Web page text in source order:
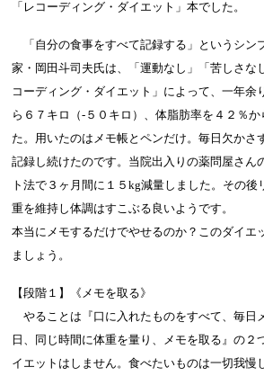
「レコーディング・ダイエット」本でした。
「自分の食事をすべて記録する」というシン
家・岡田斗司夫氏は、「運動なし」「苦しさな
コーディング・ダイエット」によって、一年余
ら６７キロ（-５０キロ）、体脂肪率を４２％
た。用いたのはメモ帳とペンだけ。毎日欠かさ
記録し続けたのです。当院出入りの薬問屋さん
ト法で３ヶ月間に１５kg減量しました。その後
重を維持し体調はすこぶる良いようです。
本当にメモするだけでやせるのか？このダイエ
ましょう。
【段階１】《メモを取る》
やることは『口に入れたものをすべて、毎日
日、同じ時間に体重を量り、メモを取る』の２
イエットはしません。食べたいものは一切我慢